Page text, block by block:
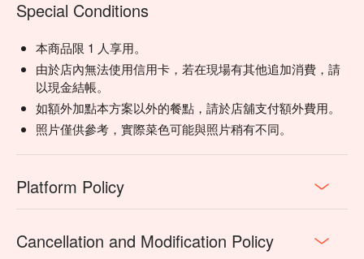
Special Conditions
本商品限 1 人享用。
由於店內無法使用信用卡，若在現場有其他追加消費，請
以現金結帳。
如額外加點本方案以外的餐點，請於店舖支付額外費用。
照片僅供參考，實際菜色可能與照片稍有不同。
Platform Policy
Cancellation and Modification Policy